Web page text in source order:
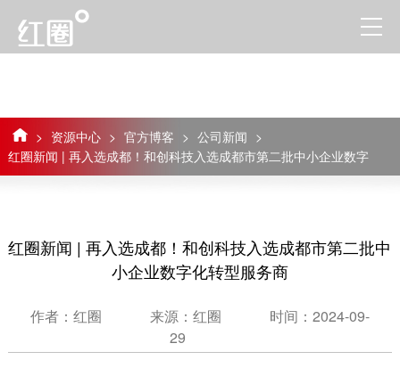
> 资源中心 > 官方博客 > 公司新闻 >
红圈新闻 | 再入选成都！和创科技入选成都市第二批中小企业数字
化转型服务商
红圈新闻 | 再入选成都！和创科技入选成都市第二批中
小企业数字化转型服务商
作者：红圈 来源：红圈
时间：2024-09-
29